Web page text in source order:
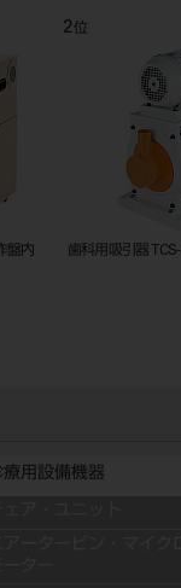
盤内
2 位
歯科用吸引器
療用設備機器